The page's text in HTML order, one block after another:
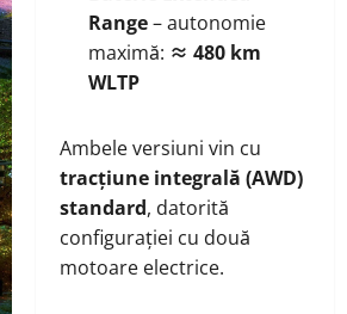
Range– autonomie
maximă: ≈ 480 km
WLTP
Ambele versiuni vin cu
tracțiune integrală (AWD)
standard, datorită
configurației cu două
motoare electrice.